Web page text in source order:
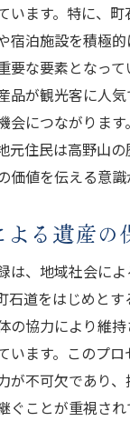
います。特に、
宿泊施設を積極
要な要素となっ
品が観光客に人
会につながりま
元住民は高野山
価値を伝える意識
る遺産の
は、地域社会に
石道をはじめと
の協力により維
います。このプ
が不可欠であり
ぐことが重視され